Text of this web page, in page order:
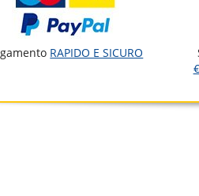
RAPIDO E SICURO